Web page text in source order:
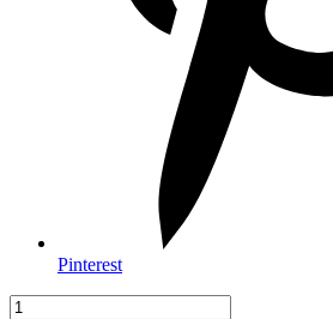
Pinterest